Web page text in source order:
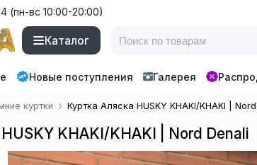
(пн-вс 10:00-20:00)
Каталог
Новые поступления Галерея
куртки Куртка Аляска HUSKY KHAKI/KHAKI |
KHAKI/KHAKI | Nord Denali